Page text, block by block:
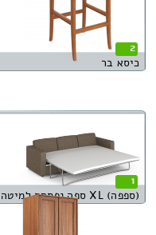
2
כיסא בר
1
(ספפה) XL ספה נפתחת למיטה